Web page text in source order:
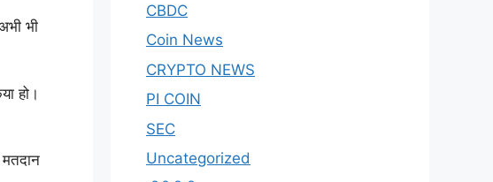
भी
हो।
CBDC
Coin News
CRYPTO NEWS
PI COIN
SEC
Uncategorized